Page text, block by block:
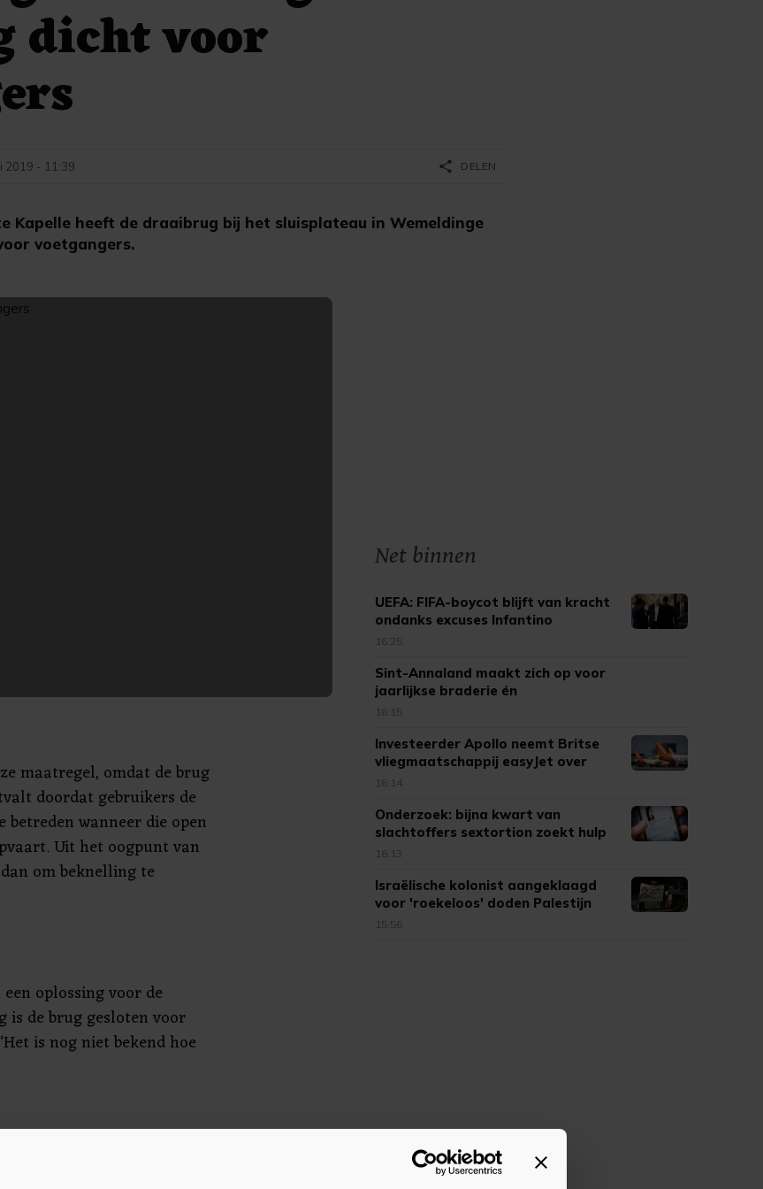
dicht voor
Kapelle heeft de draaibrug bij het sluisplateau in Wemeldinge
voetgangers.
2019 - 11:39 share DELEN
maatregel, omdat de brug
doordat gebruikers de
betreden wanneer die open
Uit het oogpunt van
om beknelling te
oplossing voor de
is de brug gesloten voor
is nog niet bekend hoe
nieuw
Net binnen
UEFA: FIFA-boycot blijft van kracht
ondanks excuses Infantino
16:25
Sint-Annaland maakt zich op voor
jaarlijkse braderie én
kinderbraderie
16:15
Investeerder Apollo neemt Britse
vliegmaatschappij easyJet over
16:14
Onderzoek: bijna kwart van
slachtoffers sextortion zoekt hulp
16:13
Israëlische kolonist aangeklaagd
voor 'roekeloos' doden Palestijn
15:56